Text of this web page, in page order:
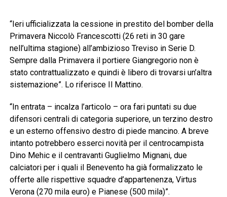
“Ieri ufficializzata la cessione in prestito del bomber della
Primavera Niccolò Francescotti (26 reti in 30 gare
nell’ultima stagione) all’ambizioso Treviso in Serie D.
Sempre dalla Primavera il portiere Giangregorio non è
stato contrattualizzato e quindi è libero di trovarsi un’altra
sistemazione”. Lo riferisce Il Mattino.
“In entrata – incalza l’articolo – ora fari puntati su due
difensori centrali di categoria superiore, un terzino destro
e un esterno offensivo destro di piede mancino. A breve
intanto potrebbero esserci novità per il centrocampista
Dino Mehic e il centravanti Guglielmo Mignani, due
calciatori per i quali il Benevento ha già formalizzato le
offerte alle rispettive squadre d’appartenenza, Virtus
Verona (270 mila euro) e Pianese (500 mila)”.